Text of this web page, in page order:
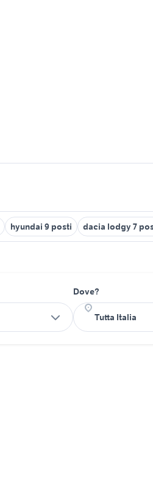
hyundai 9 posti dacia lodgy 7
Dove?